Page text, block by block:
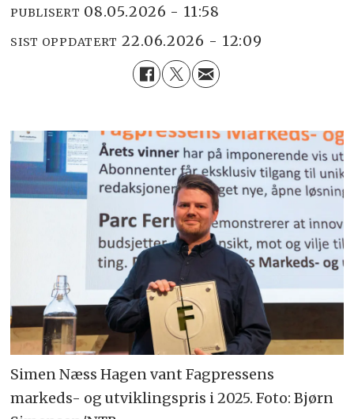
PUBLISERT 08.05.2026 - 11:58
SIST OPPDATERT 22.06.2026 - 12:09
Simen Næss Hagen vant Fagpressens
markeds- og utviklingspris i 2025. Foto: Bjørn